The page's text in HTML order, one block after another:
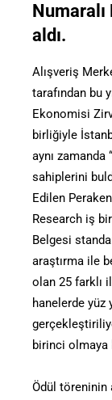
Numaralı
aldı.
Alışveriş
tarafından bu
Ekonomisi
birliğiyle
aynı zamanda
sahiplerini
Edilen
Research iş
Belgesi
araştırma ile
olan 25 farklı
hanelerde
birinci olmaya
Ödül töreninin